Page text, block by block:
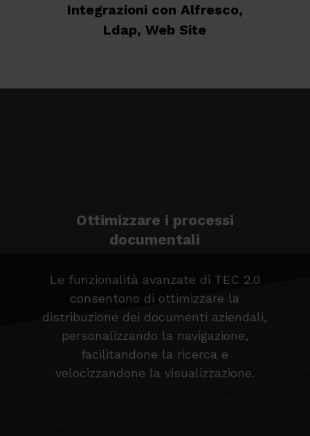
Integrazioni con Alfresco,
Ldap, Web Site
Ottimizzare i processi
documentali
Le funzionalità avanzate di TEC 2.0
consentono di ottimizzare la
distribuzione dei documenti aziendali,
personalizzando la navigazione,
facilitandone la ricerca e
velocizzandone la visualizzazione.